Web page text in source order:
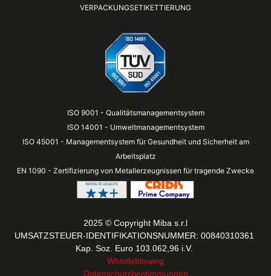
VERPACKUNGSETIKETTIERUNG
ISO 9001 - Qualitätsmanagementsystem
ISO 14001 - Umweltmanagementsystem
ISO 45001 - Managementsystem für Gesundheit und Sicherheit am
Arbeitsplatz
EN 1090 - Zertifizierung von Metallerzeugnissen für tragende Zwecke
2025 © Copyright Miba s.r.l
UMSATZSTEUER-IDENTIFIKATIONSNUMMER: 00840310361
Kap. Soz. Euro 103.062,96 i.V.
Whistleblowing
Datenschutzbestimmungen